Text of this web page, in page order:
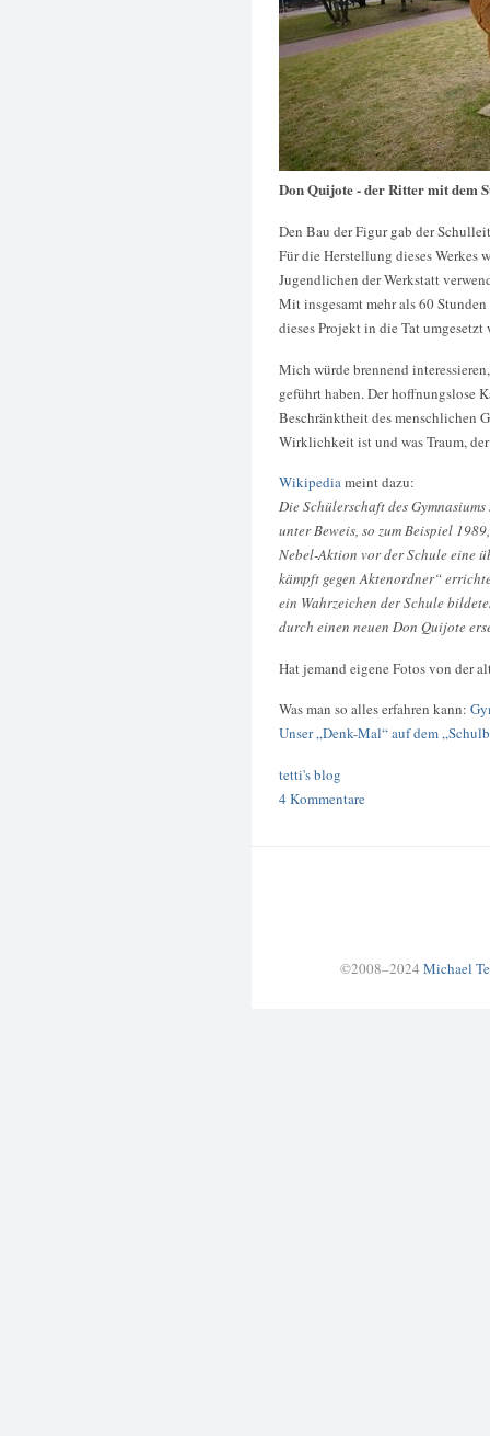
Don Quijote - der Ritter mit dem
Den Bau der Figur gab der
Für die Herstellung dieses Werkes
Jugendlichen der Werkstatt
Mit insgesamt mehr als 60
dieses Projekt in die Tat umgesetzt
Mich würde brennend
geführt haben. Der hoffnungslose
Beschränktheit des menschlichen
Wirklichkeit ist und was Traum,
Wikipediameint dazu:
Die Schülerschaft des
unter Beweis, so zum Beispiel
Nebel-Aktion vor der Schule eine
kämpft gegen Aktenordner“
ein Wahrzeichen der Schule
durch einen neuen Don Quijote
Hat jemand eigene Fotos von der
Was man so alles erfahren kann:
Unser „Denk-Mal“ auf dem
tetti's blog
4 Kommentare
©2008–2024 Michael